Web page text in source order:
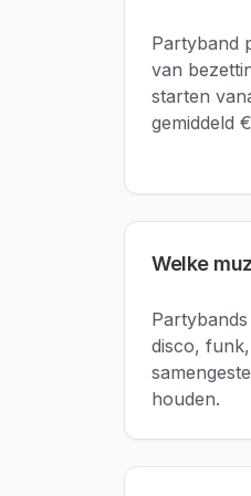
Partyband
van
starten
gemiddeld
Welke
disco,
houden.